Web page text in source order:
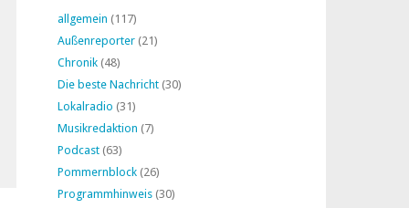
allgemein (117)
Außenreporter(21)
Chronik(48)
Die beste Nachricht(30)
Lokalradio (31)
Musikredaktion (7)
Podcast(63)
Pommernblock(26)
Programmhinweis(30)